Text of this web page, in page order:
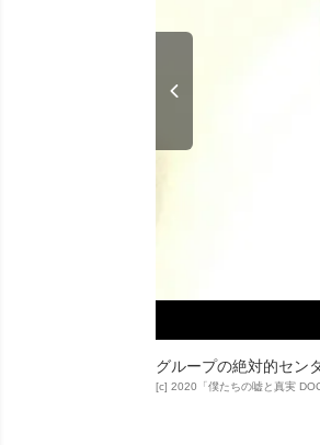
グループの絶対的セン
[c] 2020「僕たちの嘘と真実